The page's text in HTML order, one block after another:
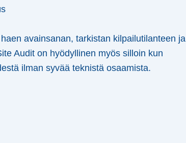
avainsanan, tarkistan kilpailutilanteen ja
Audit on hyödyllinen myös silloin kun
ilman syvää teknistä osaamista.